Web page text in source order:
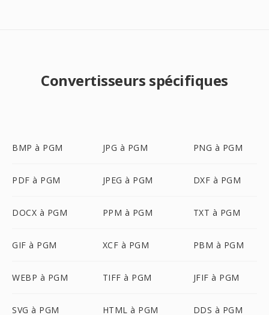
Convertisseurs spécifiques
BMP à PGM JPG à PGM PNG à PGM
PDF à PGM JPEG à PGM DXF à PGM
DOCX à PGM PPM à PGM TXT à PGM
GIF à PGM XCF à PGM PBM à PGM
WEBP à PGM TIFF à PGM JFIF à PGM
SVG à PGM HTML à PGM DDS à PGM